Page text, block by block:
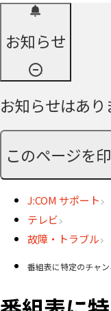
お知らせ
お知らせはあり
このページを
J:COM サポート
テレビ
故障・トラブル
番組表に特定のチャ